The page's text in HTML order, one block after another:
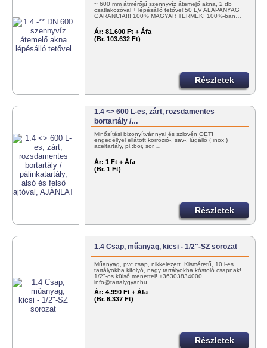
~ 600 mm átmérőjű szennyvíz átemelő akna, 2 db
csatlakozóval + lépésálló tetővel!50 ÉV ALAPANYAG
GARANCIA!!! 100% MAGYAR TERMÉK! 100%-ban…
Ár: 81.600 Ft + Áfa
(Br. 103.632 Ft)
Részletek
1.4 <> 600 L-es, zárt, rozsdamentes
bortartály /…
Minősítési bizonyítvánnyal és szlovén OÉTI
engedéllyel ellátott korrózió-, sav-, lúgálló ( inox )
acéltartály, pl.:bor, sör,…
Ár: 1 Ft + Áfa
(Br. 1 Ft)
Részletek
1.4 Csap, műanyag, kicsi - 1/2"-SZ sorozat
Műanyag, pvc csap, nikkelezett. Kisméretű, 10 l-es
tartályokba kifolyó, nagy tartályokba kóstoló csapnak!
1/2"-os külső menettel! +36303834000
info@tartalygyar.hu
Ár: 4.990 Ft + Áfa
(Br. 6.337 Ft)
Részletek